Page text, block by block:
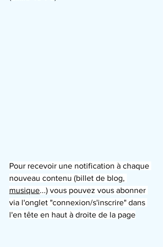
Pour recevoir une notification à chaque
nouveau contenu (billet de blog,
musique...) vous pouvez vous abonner
via l'onglet "connexion/s'inscrire" dans
l'en tête en haut à droite de la page